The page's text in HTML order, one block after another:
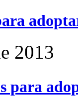
2013
para